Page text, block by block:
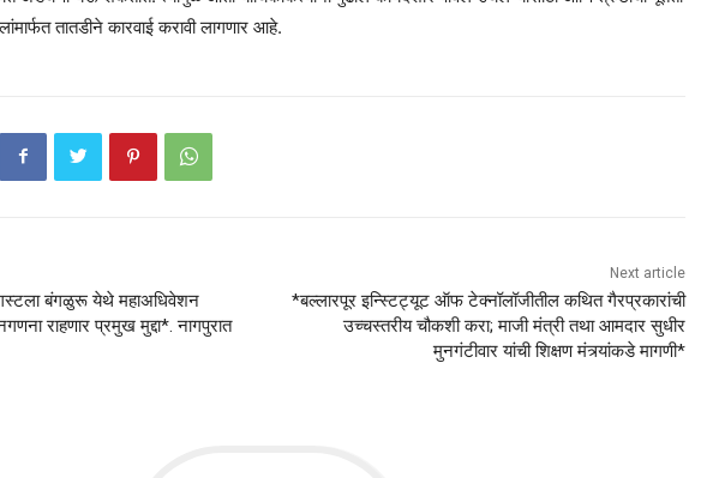
तातडीने कारवाई करावी लागणार आहे.
बंगळुरू येथे महाअधिवेशन
राहणार प्रमुख मुद्दा*. नागपुरात
Next article
*बल्लारपूर इन्स्टिट्यूट ऑफ टेक्नॉलॉजीतील कथित गैरप्रकारांची
उच्चस्तरीय चौकशी करा; माजी मंत्री तथा आमदार सुधीर
मुनगंटीवार यांची शिक्षण मंत्र्यांकडे मागणी*